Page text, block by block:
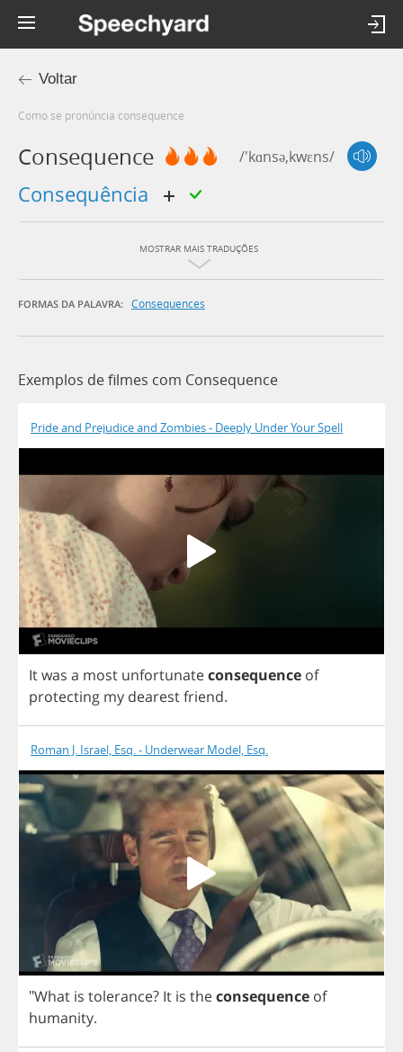
Voltar
Como se pronúncia consequence
Consequence /'kɑnsə,kwɛns/
consequência
MOSTRAR MAIS TRADUÇÕES
FORMAS DA PALAVRA: Consequences
Exemplos de filmes com Consequence
Pride and Prejudice and Zombies - Deeply Under Your Spell
Itwas a most unfortunateconsequence of
protecting my dearestfriend.
Roman J. Israel, Esq. - Underwear Model, Esq.
"What is tolerance? It is theconsequence of
humanity.